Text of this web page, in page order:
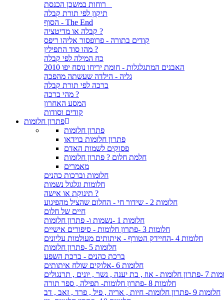
תיקון לפי תורת קבלה
הסוף - The End
קבלה או מדיטציה ?
קודים בתורה - פרופסור אליהו ריפס
מהו סוד התפילין ?
כח המילה לפי קבלה
האבנים המתגלגלות - חומת יריחו נוסח יפו 2010
גליה - הילדה שעשתה מהפכה
ברכה לפי תורת קבלה
מהי ברכה ?
המסע האחרון
קודים וסודות
פתרון חלומות
פתרון חלומות
פתרון חלומות בוידאו
פסוקים לשמות האדם
חלמת חלום ? פתרון חלומות
מאמרים
חלומות וברכות כהנים
חלומות וגלגול נשמות
תינוקת או אישה ?
חלומות 2 - שידור חי - החלום שהציל מהפיגוע
חיים של חלום
חלומות 1 -נשמות ו- פתרון חלומות
חלומות 3 -פתרון חלומות - סיפורים אישיים
חלומות 4 -החיידק הטורף - איתותים מעולמות עליונים
חלומות 5 -פתרון חלומות
ברכת כהנים - ברכת השפע
חלומות 6 -אלוקים שולח איתותים
, בת יענה , נשר , יונים , תרנגולים
חלומות 8 -פתרון חלומות- תפילה , ספר תורה
חלומות 9 -פתרון חלומות- חיות , אריה , פיל , פרד , זאב , דב